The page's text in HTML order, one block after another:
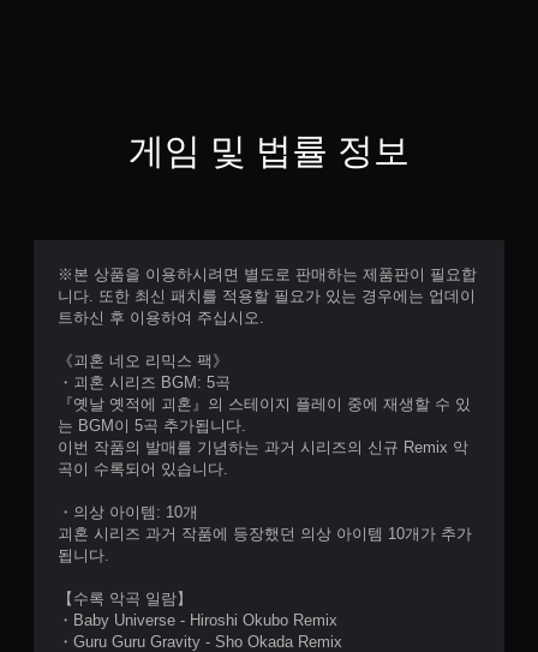
게임 및 법률 정보
※본 상품을 이용하시려면 별도로 판매하는 제품판이 필요합
니다. 또한 최신 패치를 적용할 필요가 있는 경우에는 업데이
트하신 후 이용하여 주십시오.
《괴혼 네오 리믹스 팩》
・괴혼 시리즈 BGM: 5곡
『옛날 옛적에 괴혼』의 스테이지 플레이 중에 재생할 수 있
는 BGM이 5곡 추가됩니다.
이번 작품의 발매를 기념하는 과거 시리즈의 신규 Remix 악
곡이 수록되어 있습니다.
・의상 아이템: 10개
괴혼 시리즈 과거 작품에 등장했던 의상 아이템 10개가 추가
됩니다.
【수록 악곡 일람】
・Baby Universe - Hiroshi Okubo Remix
・Guru Guru Gravity - Sho Okada Remix